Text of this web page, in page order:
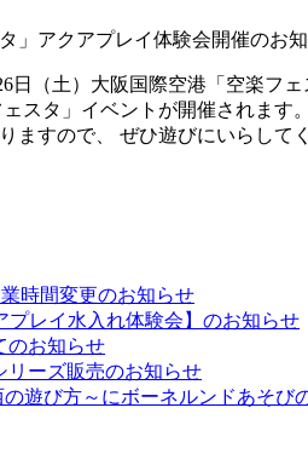
日（土）大阪国際空港「空楽フ
スタ」イベントが開催されま
ますので、 ぜひ遊びにいらして
時間変更のお知らせ
プレイ水入れ体験会】のお知らせ
のお知らせ
ーズ販売のお知らせ
の遊び方～にボーネルンドあそび